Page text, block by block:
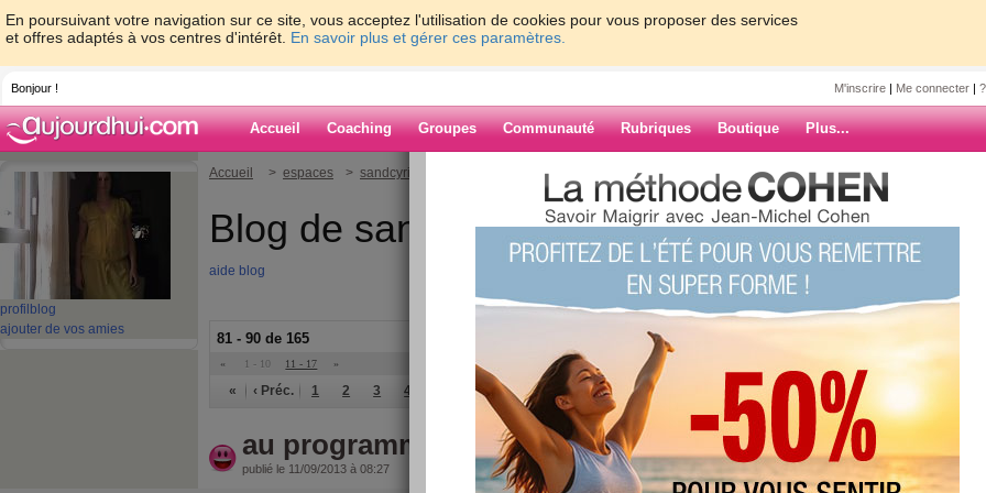
En poursuivant votre navigation sur ce site, vous acceptez l'utilisation de cookies pour vous proposer des services
et offres adaptés à vos centres d'intérêt. En savoir plus et gérer ces paramètres.
Bonjour ! M'inscrire | Me connecter |
Accueil Coaching Groupes Communauté Rubriques Boutique Plus...
profil blog
ajouter de vos amies
Accueil > espaces > sandcyril
Blog de sandcyril
aide blog
81 - 90 de 165
« 1 - 10 11 - 17 »
« ‹ Préc. 1 2 3 4 7 8 9 10 Suiv. ›
au programme : menage
publié le 11/09/2013 à 08:27 ARCHIVES